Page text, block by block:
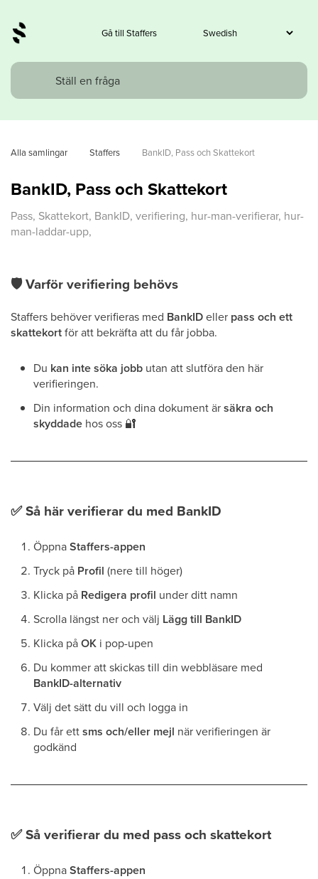
Gå till Staffers
Alla samlingar Staffers BankID, Pass och Skattekort
BankID, Pass och Skattekort
Pass, Skattekort, BankID, verifiering, hur-man-verifierar, hur-
man-laddar-upp,
🛡Varför verifiering behövs
Staffers behöver verifieras med BankIDeller pass och ett
skattekortför att bekräfta att du får jobba.
Du kan inte söka jobb utan att slutföra den här
verifieringen.
Din information och dina dokument ärsäkra och
skyddade hos oss 🔐
✅Så här verifierar du med BankID
ÖppnaStaffers-appen
Tryck på Profil (nere till höger)
Klicka på Redigera profil under ditt namn
Scrolla längst ner och välj Lägg till BankID
Klicka påOK i pop-upen
Du kommer att skickas till din webbläsare med
BankID-alternativ
Välj det sätt du vill och logga in
Du får ettsms och/eller mejl när verifieringen är
godkänd
✅Så verifierar du med pass och skattekort
ÖppnaStaffers-appen